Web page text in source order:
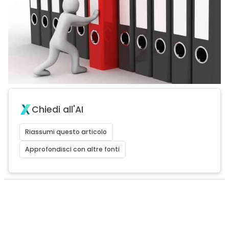
Chiedi all'AI
Riassumi questo articolo
Approfondisci con altre fonti